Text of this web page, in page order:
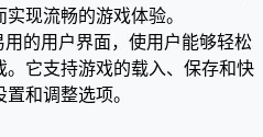
现流畅的游戏体验。
的用户界面，使用户能够轻松
。它支持游戏的载入、保存和快
和调整选项。